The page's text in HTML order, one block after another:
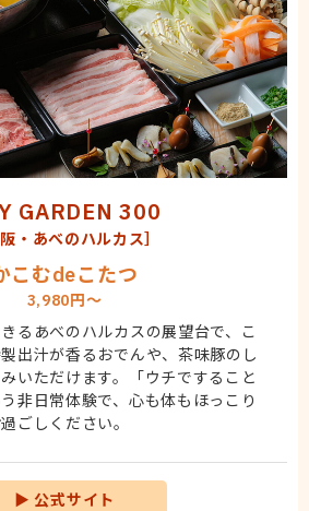
GARDEN 300
阪・あべのハルカス］
こむdeこたつ
3,980円～
るあべのハルカスの展望台で、こ
出汁が香るおでんや、茶味豚のし
いただけます。「ウチですること
非日常体験で、心も体もほっこり
ごしください。
▶ 公式サイト